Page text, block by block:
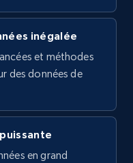
Collecting
Date
and more.
Essai gratuit
inégalée
et méthodes
des données de
en grand